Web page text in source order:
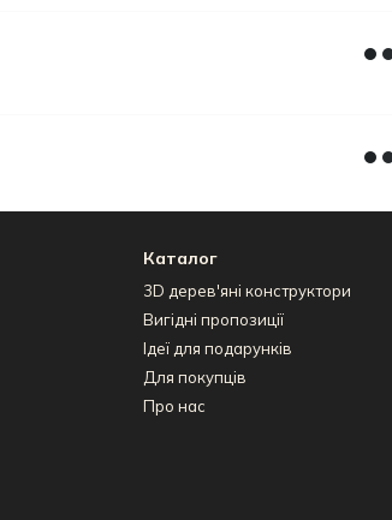
Каталог
3D дерев'яні конструктори
Вигідні пропозиції
Ідеї для подарунків
Для покупців
Про нас